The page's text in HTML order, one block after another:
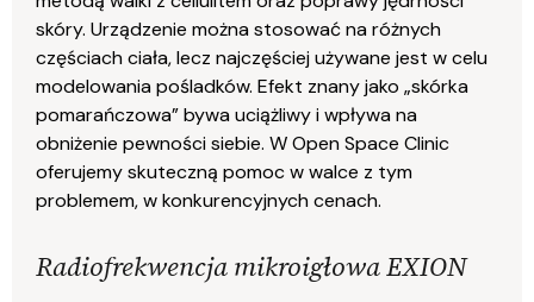
skóry. Urządzenie można stosować na różnych
częściach ciała, lecz najczęściej używane jest w celu
modelowania pośladków. Efekt znany jako „skórka
pomarańczowa” bywa uciążliwy i wpływa na
obniżenie pewności siebie. W Open Space Clinic
oferujemy skuteczną pomoc w walce z tym
problemem, w konkurencyjnych cenach.
Radiofrekwencja mikroigłowa EXION